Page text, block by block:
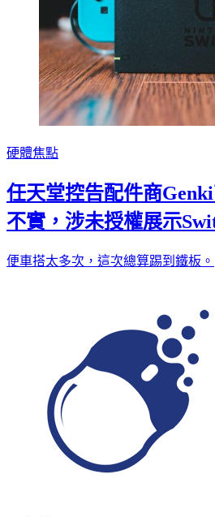
硬體焦點
任天堂控告配件商
不實，涉未授權展示
便車搭太多次，這次總算踢到鐵板。